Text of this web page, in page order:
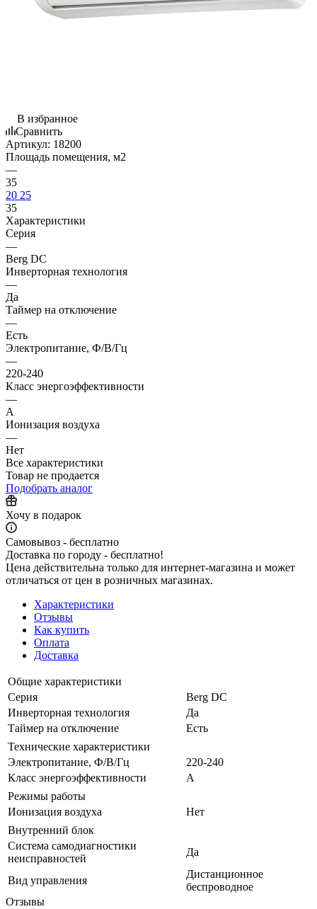
В избранное
Сравнить
Артикул: 18200
Площадь помещения, м2
—
35
20 25
35
Характеристики
Серия
—
Berg DC
Инверторная технология
—
Да
Таймер на отключение
—
Есть
Электропитание, Ф/В/Гц
—
220-240
Класс энергоэффективности
—
A
Ионизация воздуха
—
Нет
Все характеристики
Товар не продается
Подобрать аналог
Хочу в подарок
Самовывоз - бесплатно
Доставка по городу - бесплатно!
Цена действительна только для интернет-магазина и может
отличаться от цен в розничных магазинах.
Характеристики
Отзывы
Как купить
Оплата
Доставка
Общие характеристики
Серия
Berg DC
Инверторная технология
Да
Таймер на отключение
Есть
Технические характеристики
Электропитание, Ф/В/Гц
220-240
Класс энергоэффективности
A
Режимы работы
Ионизация воздуха
Нет
Внутренний блок
Система самодиагностики
неисправностей
Да
Вид управления
Дистанционное
беспроводное
Отзывы